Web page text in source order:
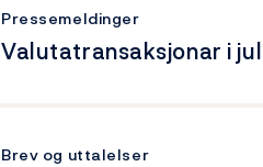
Valutatransaksjonar i
Pressemeldinger
Brev og uttalelser